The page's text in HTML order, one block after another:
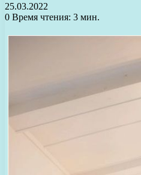
25.03.2022
0 Время чтения: 3 мин.